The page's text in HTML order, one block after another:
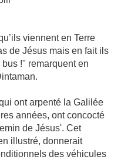
viennent en Terre
de Jésus mais en fait ils
!" remarquent en
ont arpenté la Galilée
années, ont concocté
de Jésus'. Cet
illustré, donnerait
des véhicules